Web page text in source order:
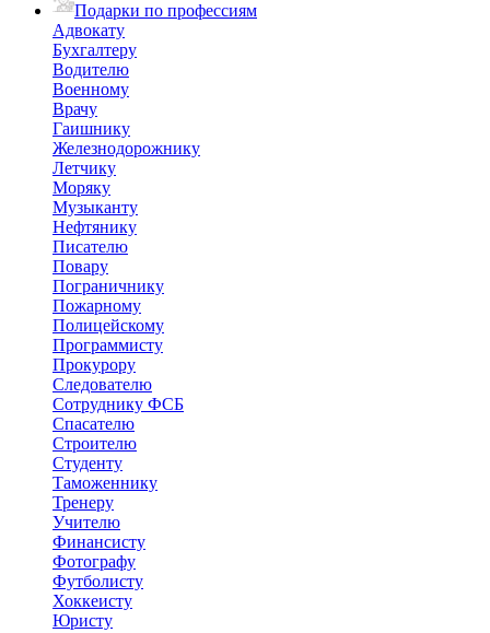
Подарки по профессиям
Адвокату
Бухгалтеру
Водителю
Военному
Врачу
Гаишнику
Железнодорожнику
Летчику
Моряку
Музыканту
Нефтянику
Писателю
Повару
Пограничнику
Пожарному
Полицейскому
Программисту
Прокурору
Следователю
Сотруднику ФСБ
Спасателю
Строителю
Студенту
Таможеннику
Тренеру
Учителю
Финансисту
Фотографу
Футболисту
Хоккеисту
Юристу